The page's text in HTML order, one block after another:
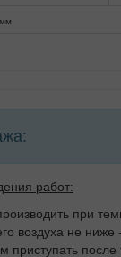
работ:
при
воздуха не ниже -
приступать после